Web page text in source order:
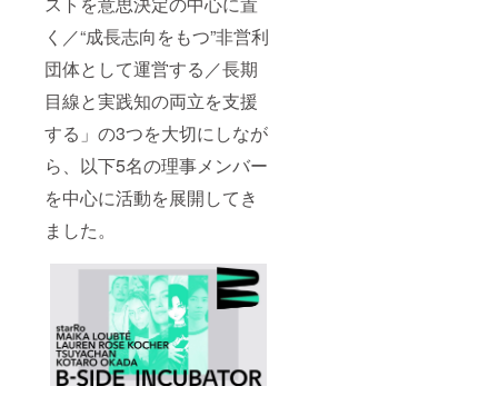
く／“成長志向をもつ”非営利
団体として運営する／長期
目線と実践知の両立を支援
する」の3つを大切にしなが
ら、以下5名の理事メンバー
を中心に活動を展開してき
ました。